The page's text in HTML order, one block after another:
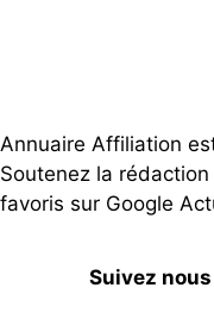
Annuaire Affiliation
Soutenez la
favoris sur Google
Suivez